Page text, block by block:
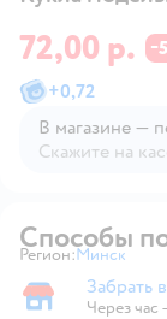
72,00 р. −
+0,72
В магазине —
Скажите на
Способы
Регион: Выбор
Минск
Забрать в магазине
Забрать
Через час